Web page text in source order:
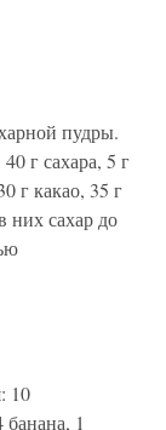
пудры.
г сахара, 5 г
г какао, 35 г
них сахар до
10
1